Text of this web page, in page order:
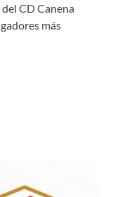
del CD Canena
más